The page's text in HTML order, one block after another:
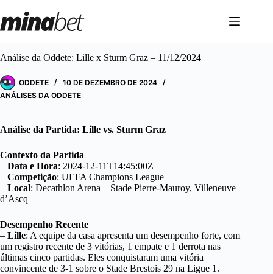
para
o
Análise da Oddete: Lille x Sturm Graz – 11/12/2024
ODDETE
10 DE DEZEMBRO DE 2024
ANÁLISES DA ODDETE
Análise da Partida: Lille vs. Sturm Graz
Contexto da Partida
– Data e Hora: 2024-12-11T14:45:00Z
– Competição: UEFA Champions League
– Local: Decathlon Arena – Stade Pierre-Mauroy, Villeneuve
d’Ascq
Desempenho Recente
– Lille: A equipe da casa apresenta um desempenho forte, com
um registro recente de 3 vitórias, 1 empate e 1 derrota nas
últimas cinco partidas. Eles conquistaram uma vitória
convincente de 3-1 sobre o Stade Brestois 29 na Ligue 1.